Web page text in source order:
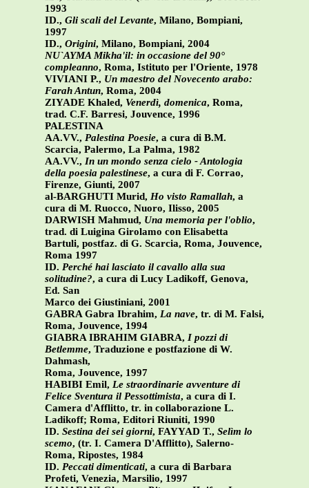
1993
ID., Gli scali del Levante, Milano, Bompiani,
1997
ID., Origini, Milano, Bompiani, 2004
NU`AYMA Mikha'il: in occasione del 90°
compleanno, Roma, Istituto per l'Oriente, 1978
VIVIANI P., Un maestro del Novecento arabo:
Farah Antun, Roma, 2004
ZIYADE Khaled, Venerdì, domenica, Roma,
trad. C.F. Barresi, Jouvence, 1996
PALESTINA
AA.VV., Palestina Poesie, a cura di B.M.
Scarcia, Palermo, La Palma, 1982
AA.VV., In un mondo senza cielo - Antologia
della poesia palestinese, a cura di F. Corrao,
Firenze, Giunti, 2007
al-BARGHUTI Murid, Ho visto Ramallah, a
cura di M. Ruocco, Nuoro, Ilisso, 2005
DARWISH Mahmud, Una memoria per l'oblio,
trad. di Luigina Girolamo con Elisabetta
Bartuli, postfaz. di G. Scarcia, Roma, Jouvence,
Roma 1997
ID. Perché hai lasciato il cavallo alla sua
solitudine?, a cura di Lucy Ladikoff, Genova,
Ed. San
Marco dei Giustiniani, 2001
GABRA Gabra Ibrahim, La nave, tr. di M. Falsi,
Roma, Jouvence, 1994
GIABRA IBRAHIM GIABRA, I pozzi di
Betlemme, Traduzione e postfazione di W.
Dahmash,
Roma, Jouvence, 1997
HABIBI Emil, Le straordinarie avventure di
Felice Sventura il Pessottimista, a cura di I.
Camera d'Afflitto, tr. in collaborazione L.
Ladikoff; Roma, Editori Riuniti, 1990
ID. Sestina dei sei giorni, FAYYAD T., Selìm lo
scemo, (tr. I. Camera D'Afflitto), Salerno-
Roma, Ripostes, 1984
ID. Peccati dimenticati, a cura di Barbara
Profeti, Venezia, Marsilio, 1997